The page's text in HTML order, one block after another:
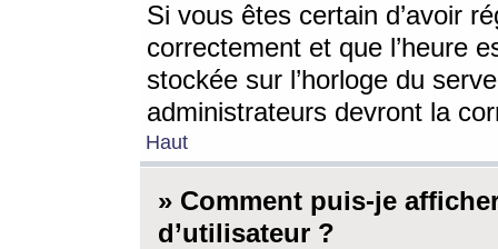
Si vous êtes certain d’avoir
correctement et que l’heure
stockée sur l’horloge du
administrateurs devront la
Haut
» Comment puis-je
d’utilisateur ?